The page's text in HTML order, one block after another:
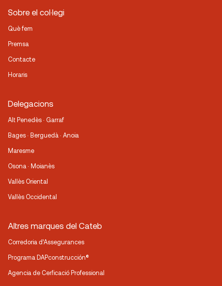
Sobre el col·legi
Què fem
Premsa
Contacte
Horaris
Delegacions
Alt Penedès · Garraf
Bages · Berguedà · Anoia
Maresme
Osona · Moianès
Vallès Oriental
Vallès Occidental
Altres marques del Cateb
Corredoria d’Assegurances
Programa DAPconstrucción®
Agencia de Cerficació Professional